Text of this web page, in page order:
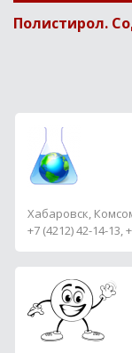
Полистирол.
Хабаровск,
+7 (4212) 42-14-13,